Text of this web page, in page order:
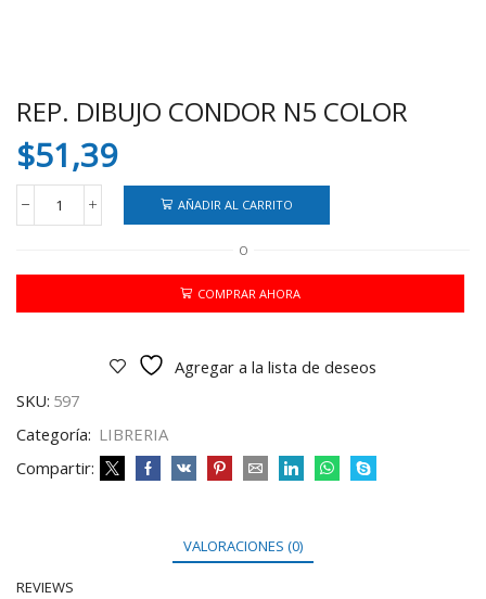
REP. DIBUJO CONDOR N5 COLOR
$51,39
REP.
DIBUJO
N5
cantidad
AÑADIR AL CARRITO
O
COMPRAR AHORA
Agregar a la lista de deseos
SKU: 597
Categoría: LIBRERIA
Compartir:
VALORACIONES (0)
REVIEWS